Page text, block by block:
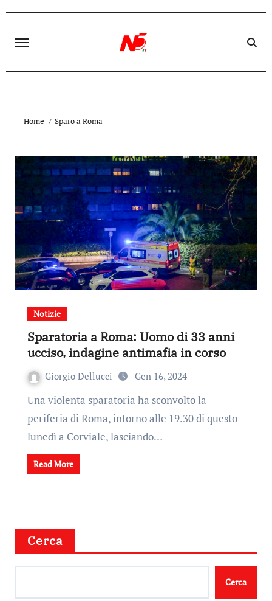
content
Home Sparo a Roma
Notizie
Sparatoria a Roma: Uomo di 33 anni
ucciso, indagine antimafia in corso
Giorgio Dellucci Gen 16, 2024
Una violenta sparatoria ha sconvolto la
periferia di Roma, intorno alle 19.30 di questo
lunedì a Corviale, lasciando…
Read More
Cerca
Cerca